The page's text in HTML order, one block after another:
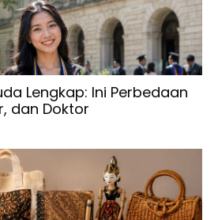
Lengkap: Ini Perbedaan
dan Doktor